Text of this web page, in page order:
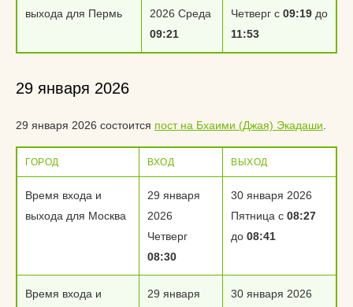
выхода для Пермь
2026 Среда
09:21
Четверг с 09:19 до
11:53
29 января 2026
29 января 2026 состоится пост на Бхаими (Джая) Экадаши
ГОРОД ВХОД ВЫХОД
Время входа и
выхода для Москва
29 января
2026
Четверг
08:30
30 января 2026
Пятница с 08:27
до 08:41
Время входа и
29 января
30 января 2026